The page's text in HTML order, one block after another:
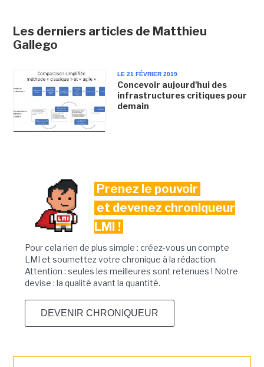
Les derniers articles de Matthieu
Gallego
LE 21 FÉVRIER 2019
Concevoir aujourd'hui des
infrastructures critiques pour
demain
Prenez le pouvoir
et devenez chroniqueur
LMI !
Pour cela rien de plus simple : créez-vous un compte
LMI et soumettez votre chronique à la rédaction.
Attention : seules les meilleures sont retenues ! Notre
devise : la qualité avant la quantité.
DEVENIR CHRONIQUEUR